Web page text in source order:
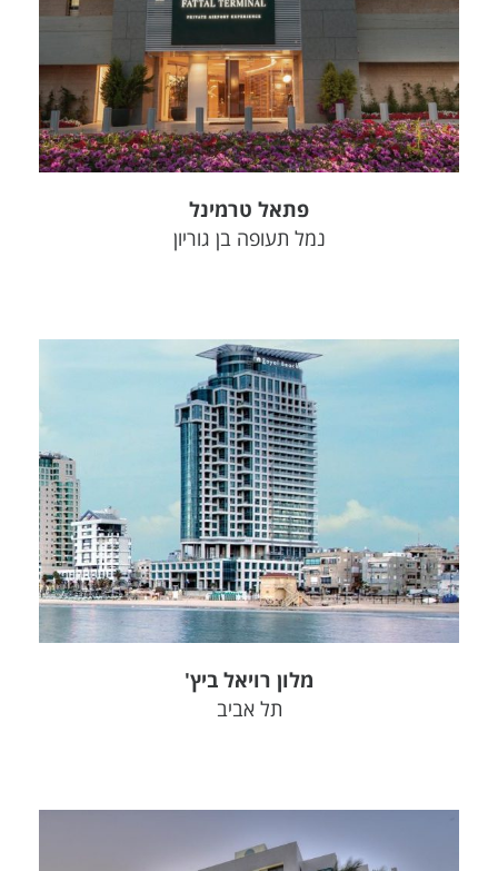
פתאל טרמינל
נמל תעופה בן גוריון
צפה בפרויקט
מלון רויאל ביץ'
תל אביב
צפה בפרויקט